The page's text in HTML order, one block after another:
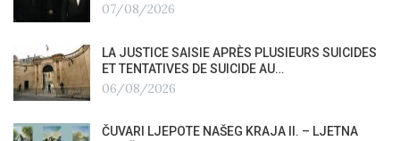
07/08/2026
LA JUSTICE SAISIE APRÈS PLUSIEURS SUICIDES
ET TENTATIVES DE SUICIDE AU…
06/08/2026
ČUVARI LJEPOTE NAŠEG KRAJA II. – LJETNA